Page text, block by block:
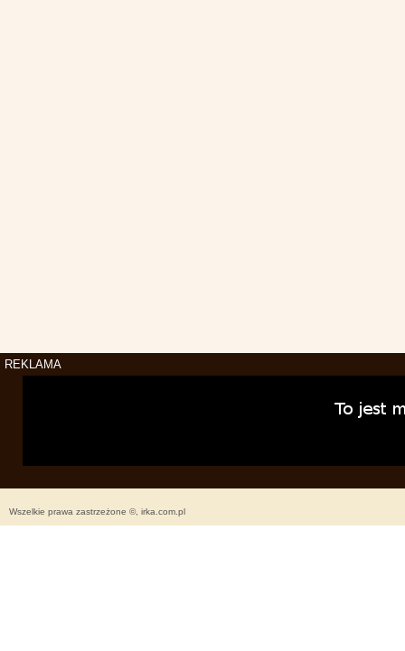
REKLAMA
Wszelkie prawa zastrzeżone ©, irka.com.pl